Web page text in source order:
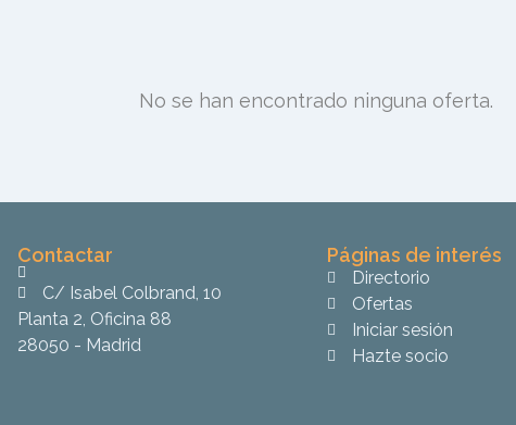
No se han encontrado ninguna oferta.
Contactar
C/ Isabel Colbrand, 10
Planta 2, Oficina 88
28050 - Madrid
Páginas de interés
Directorio
Ofertas
Iniciar sesión
Hazte socio